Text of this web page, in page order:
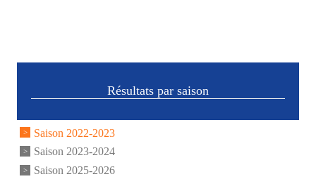
Résultats par saison
Saison 2022-2023
Saison 2023-2024
Saison 2025-2026